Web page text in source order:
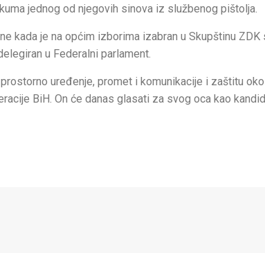
jednog od njegovih sinova iz službenog pištolja.
kada je na općim izborima izabran u Skupštinu
u Federalni parlament.
uređenje, promet i komunikacije i zaštitu
BiH. On će danas glasati za svog oca kao